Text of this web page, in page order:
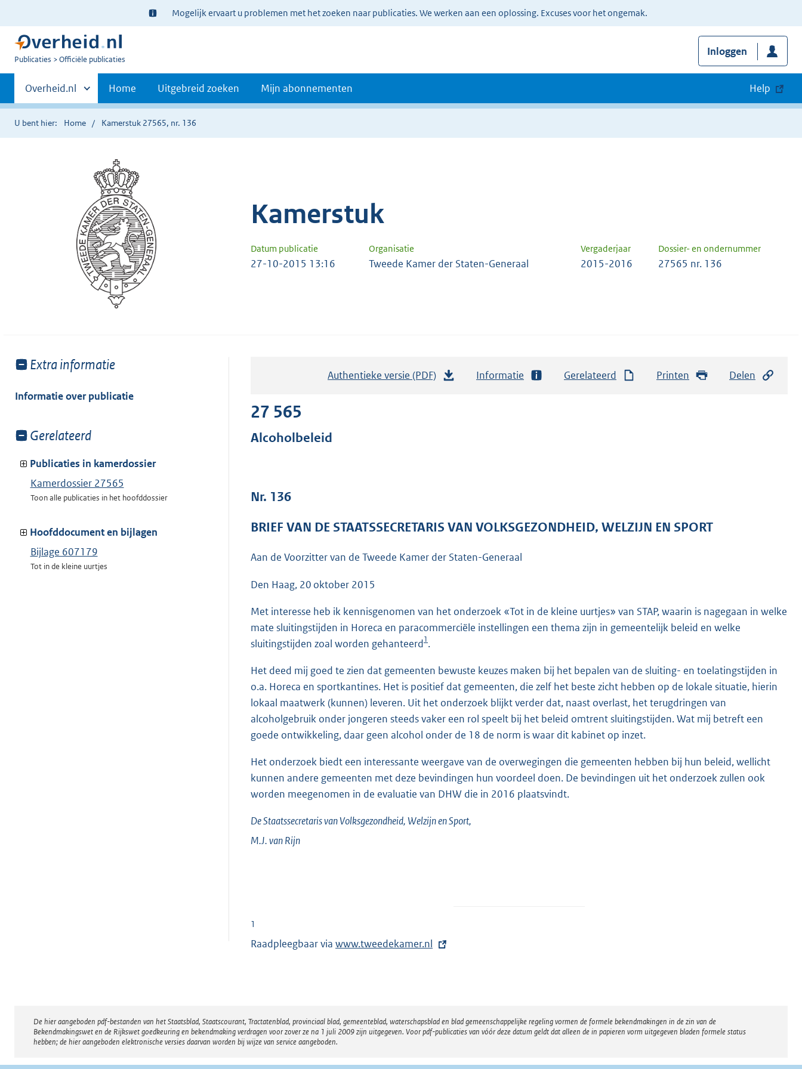
Ter
informatie:
Mogelijk ervaart u problemen met het zoeken naar publicaties. We werken aan een oplossing. Excuses voor het ongemak.
U
Publicaties Officiële publicaties
Inloggen
Primaire
navigatie
Andere
sites
binnen
Overheid.nl Home Uitgebreid zoeken Mijn abonnementen Help
U bent hier: Home Kamerstuk 27565, nr. 136
Kamerstuk
Datum publicatie Organisatie Vergaderjaar Dossier- en ondernummer
27-10-2015 13:16 Tweede Kamer der Staten-Generaal 2015-2016 27565 nr. 136
Toon
van:
Extra informatie
Informatie over publicatie
Toon
van:
Gerelateerd
Publicaties in kamerdossier
Kamerdossier 27565
Toon alle publicaties in het hoofddossier
Hoofddocument en bijlagen
Bijlage 607179
Tot in de kleine uurtjes
Authentieke versie (PDF)
r
o
:
3
K
b
Informatie Gerelateerd Printen Delen
27 565
Alcoholbeleid
Nr. 136
BRIEF VAN DE STAATSSECRETARIS VAN VOLKSGEZONDHEID, WELZIJN EN SPORT
Aan de Voorzitter van de Tweede Kamer der Staten-Generaal
Den Haag, 20 oktober 2015
Met interesse heb ik kennisgenomen van het onderzoek «Tot in de kleine uurtjes» van STAP, waarin is nagegaan in welke
mate sluitingstijden in Horeca en paracommerciële instellingen een thema zijn in gemeentelijk beleid en welke
sluitingstijden zoal worden gehanteerd1.
Het deed mij goed te zien dat gemeenten bewuste keuzes maken bij het bepalen van de sluiting- en toelatingstijden in
o.a. Horeca en sportkantines. Het is positief dat gemeenten, die zelf het beste zicht hebben op de lokale situatie, hierin
lokaal maatwerk (kunnen) leveren. Uit het onderzoek blijkt verder dat, naast overlast, het terugdringen van
alcoholgebruik onder jongeren steeds vaker een rol speelt bij het beleid omtrent sluitingstijden. Wat mij betreft een
goede ontwikkeling, daar geen alcohol onder de 18 de norm is waar dit kabinet op inzet.
Het onderzoek biedt een interessante weergave van de overwegingen die gemeenten hebben bij hun beleid, wellicht
kunnen andere gemeenten met deze bevindingen hun voordeel doen. De bevindingen uit het onderzoek zullen ook
worden meegenomen in de evaluatie van DHW die in 2016 plaatsvindt.
De Staatssecretaris van Volksgezondheid, Welzijn en Sport,
M.J. vanRijn
1
Raadpleegbaar via E
n
e
www.tweedekamer.nl
Disclaimer
De hier aangeboden pdf-bestanden van het Staatsblad, Staatscourant, Tractatenblad, provinciaal blad, gemeenteblad, waterschapsblad en blad gemeenschappelijke regeling vormen de formele bekendmakingen in de zin van de
Bekendmakingswet en de Rijkswet goedkeuring en bekendmaking verdragen voor zover ze na 1 juli 2009 zijn uitgegeven. Voor pdf-publicaties van vóór deze datum geldt dat alleen de in papieren vorm uitgegeven bladen formele status
hebben; de hier aangeboden elektronische versies daarvan worden bij wijze van service aangeboden.